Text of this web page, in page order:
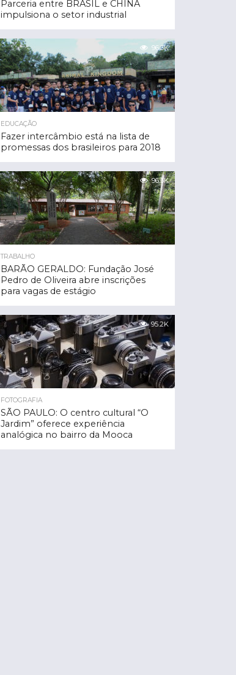
Parceria entre BRASIL e CHINA
impulsiona o setor industrial
96.3K
EDUCAÇÃO
Fazer intercâmbio está na lista de
promessas dos brasileiros para 2018
96.3K
TRABALHO
BARÃO GERALDO: Fundação José
Pedro de Oliveira abre inscrições
para vagas de estágio
95.2K
FOTOGRAFIA
SÃO PAULO: O centro cultural “O
Jardim” oferece experiência
analógica no bairro da Mooca